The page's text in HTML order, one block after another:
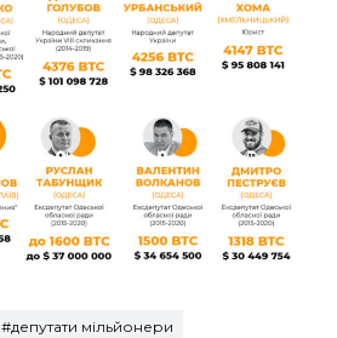
#депутати мільйонери